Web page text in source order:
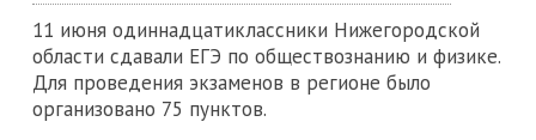
11 июня одиннадцатиклассники Нижегородской
области сдавали ЕГЭ по обществознанию и физике.
Для проведения экзаменов в регионе было
организовано 75 пунктов.